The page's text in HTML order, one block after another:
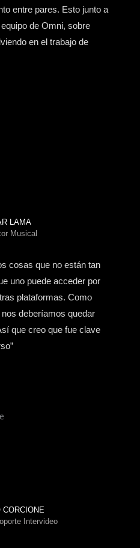
entre pares. Esto junto a
de Omni, sobre
en el trabajo de
LAMA
Musical
cosas que no están tan
uno puede acceder por
plataformas. Como
deberíamos quedar
que creo que fue clave
CORCIONE
Intervideo